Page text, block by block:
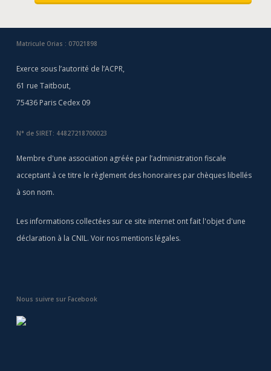
Matricule Orias : 07021898
Exerce sous l’autorité de l’ACPR,
61 rue Taitbout,
75436 Paris Cedex 09
N° de SIRET: 44827218700023
Membre d'une association agréée par l’administration fiscale
acceptant à ce titre le règlement des honoraires par chèques libellés
à son nom.
Les informations collectées sur ce site internet ont fait l'objet d'une
déclaration à la CNIL. Voir nos mentions légales.
Nous suivre sur Facebook